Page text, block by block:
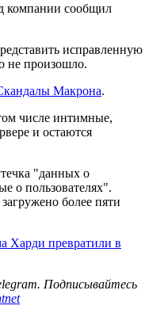
компании сообщил
исправленную
не произошло.
Макрона.
числе интимные,
и остаются
"данных о
о пользователях".
более пяти
Харди превратили в
Подписывайтесь